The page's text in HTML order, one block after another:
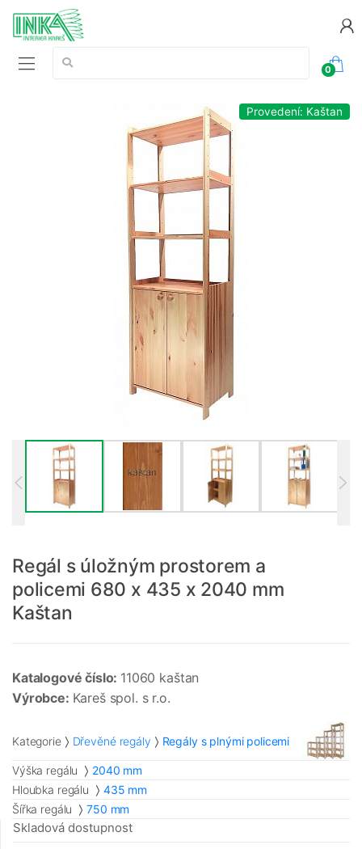
Vyhledávání:
0
Provedení: Kaštan
Regál s úložným prostorem a
policemi 680 x 435 x 2040 mm
Kaštan
Katalogové číslo: 11060 kaštan
Výrobce: Kareš spol. s r.o.
Kategorie Dřevěné regály Regály s plnými policemi
Výška regálu
2040 mm
Hloubka regálu
435 mm
Šířka regálu
750 mm
Skladová dostupnost